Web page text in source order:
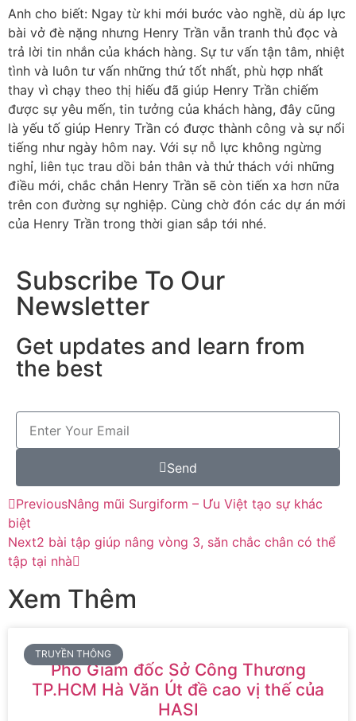
Anh cho biết: Ngay từ khi mới bước vào nghề, dù áp lực
bài vở đè nặng nhưng Henry Trần vẫn tranh thủ đọc và
trả lời tin nhắn của khách hàng. Sự tư vấn tận tâm, nhiệt
tình và luôn tư vấn những thứ tốt nhất, phù hợp nhất
thay vì chạy theo thị hiếu đã giúp Henry Trần chiếm
được sự yêu mến, tin tưởng của khách hàng, đây cũng
là yếu tố giúp Henry Trần có được thành công và sự nổi
tiếng như ngày hôm nay. Với sự nỗ lực không ngừng
nghỉ, liên tục trau dồi bản thân và thử thách với những
điều mới, chắc chắn Henry Trần sẽ còn tiến xa hơn nữa
trên con đường sự nghiệp. Cùng chờ đón các dự án mới
của Henry Trần trong thời gian sắp tới nhé.
Subscribe To Our
Newsletter
Get updates and learn from
the best
Send
PreviousNâng mũi Surgiform – Ưu Việt tạo sự khác
biệt
Next2 bài tập giúp nâng vòng 3, săn chắc chân có thể
tập tại nhà
Xem Thêm
TRUYỀN THÔNG
Phó Giám đốc Sở Công Thương
TP.HCM Hà Văn Út đề cao vị thế của
HASI